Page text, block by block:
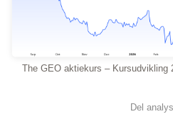
The GEO aktiekurs – Kursudvikling
Del